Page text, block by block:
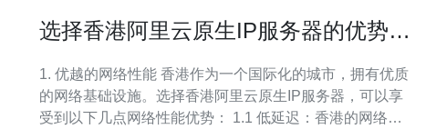
选择香港阿里云原生IP服务器的优势分
1. 优越的网络性能 香港作为一个国际化的城市，拥有优质
的网络基础设施。选择香港阿里云原生IP服务器，可以享
受到以下几点网络性能优势： 1.1 低延迟：香港的网络连